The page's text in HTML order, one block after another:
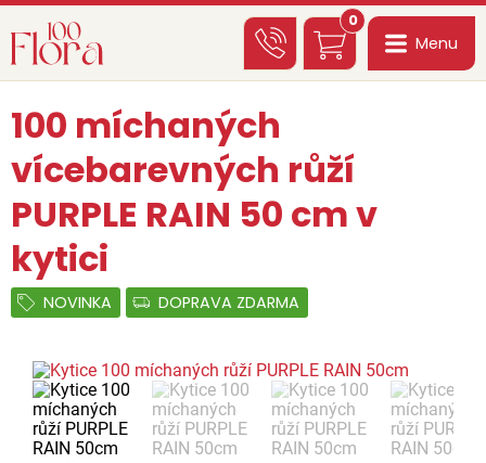
0
Menu
100 míchaných
vícebarevných růží
PURPLE RAIN 50 cm v
kytici
NOVINKA DOPRAVA ZDARMA